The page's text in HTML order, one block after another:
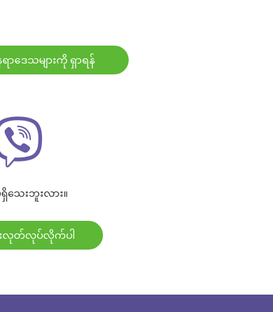
ာဒေသများကို ရှာရန်
ရှိသေးဘူးလား။
းလုတ်လုပ်လိုက်ပါ